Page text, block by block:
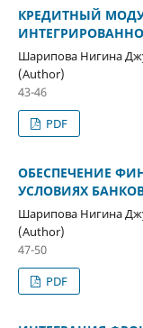
КРЕДИТНЫЙ
Шарипова Нигина
(Author)
43-46
PDF
ОБЕСПЕЧЕНИЕ
УСЛОВИЯХ
Шарипова Нигина
(Author)
47-50
PDF